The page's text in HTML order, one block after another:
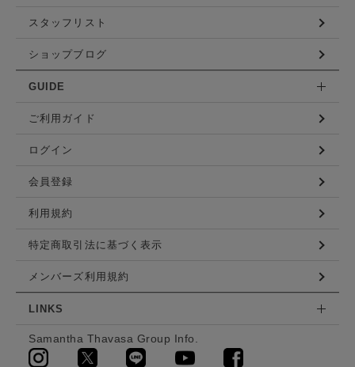
スタッフリスト
ショップブログ
GUIDE
ご利用ガイド
ログイン
会員登録
利用規約
特定商取引法に基づく表示
メンバーズ利用規約
LINKS
Samantha Thavasa Group Info.